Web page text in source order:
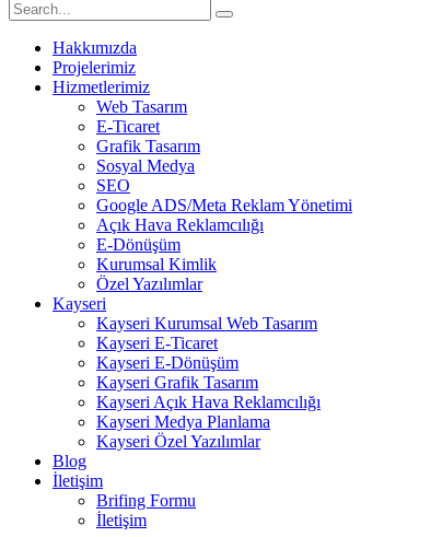
Hakkımızda
Projelerimiz
Hizmetlerimiz
Web Tasarım
E-Ticaret
Grafik Tasarım
Sosyal Medya
SEO
Google ADS/Meta Reklam Yönetimi
Açık Hava Reklamcılığı
E-Dönüşüm
Kurumsal Kimlik
Özel Yazılımlar
Kayseri
Kayseri Kurumsal Web Tasarım
Kayseri E-Ticaret
Kayseri E-Dönüşüm
Kayseri Grafik Tasarım
Kayseri Açık Hava Reklamcılığı
Kayseri Medya Planlama
Kayseri Özel Yazılımlar
Blog
İletişim
Brifing Formu
İletişim